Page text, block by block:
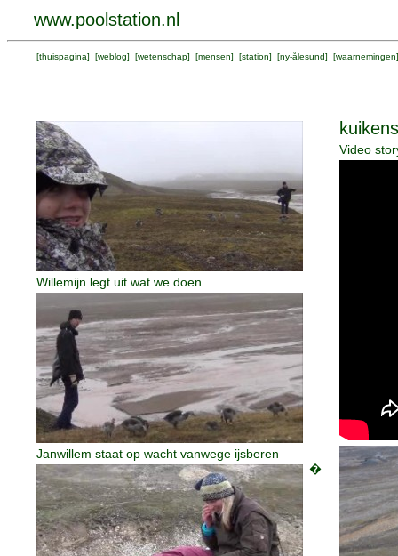
www.poolstation.nl
[thuispagina] [weblog] [wetenschap] [mensen] [station] [ny-ålesund] [waarnemingen
Willemijn legt uit wat we doen
Janwillem staat op wacht vanwege ijsberen
�
Video